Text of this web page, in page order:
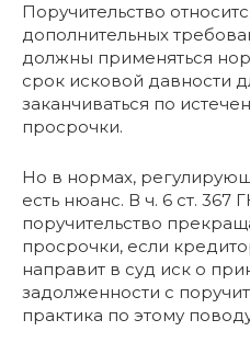
Поручительство
дополнительных
должны применяться
срок исковой давности
заканчиваться по
просрочки.
Но в нормах,
есть нюанс. В ч. 6 ст. 367
поручительство
просрочки, если
направит в суд иск о
задолженности с
практика по этому